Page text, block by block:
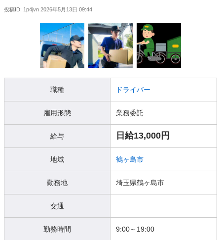
投稿ID: 1p4jvn 2026年5月13日 09:44
職種 ドライバー
雇用形態 業務委託
給与 日給13,000円
地域 鶴ヶ島市
勤務地 埼玉県鶴ヶ島市
交通
勤務時間 9:00～19:00